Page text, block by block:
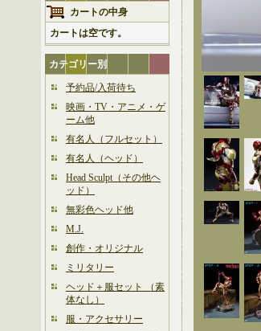
カートの中身
カートは空です。
カテゴリー別
予約品/入荷待ち
映画・TV・アニメ・ゲ
ーム他
有名人（フルセット）
有名人（ヘッド）
Head Sculpt（その他ヘ
ッド）
無彩色ヘッド他
M.J.
創作・オリジナル
ミリタリー
ヘッド＋服セット （素
体なし）
服・アクセサリー